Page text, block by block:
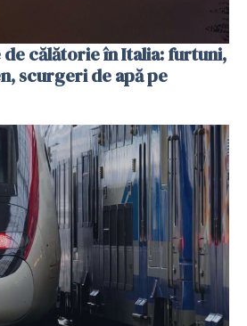
de călătorie în Italia: furtuni,
scurgeri de apă pe